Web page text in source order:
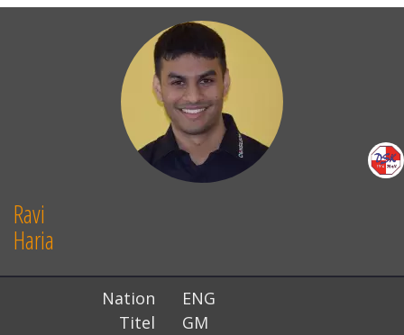
Ravi
Haria
Nation
ENG
Titel
GM